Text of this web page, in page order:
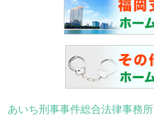
あいち刑事事件総合法律事務所